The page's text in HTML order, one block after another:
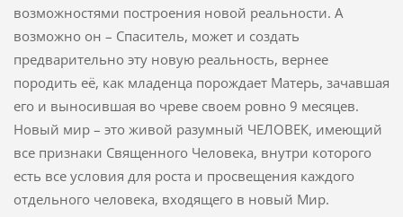
возможностями построения новой реальности. А
возможно он – Спаситель, может и создать
предварительно эту новую реальность, вернее
породить её, как младенца порождает Матерь, зачавшая
его и выносившая во чреве своем ровно 9 месяцев.
Новый мир – это живой разумный ЧЕЛОВЕК, имеющий
все признаки Священного Человека, внутри которого
есть все условия для роста и просвещения каждого
отдельного человека, входящего в новый Мир.